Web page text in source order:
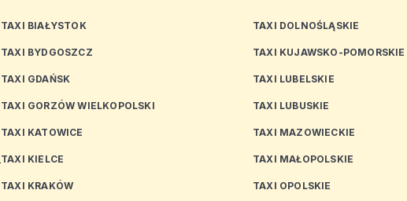
TAXI BIAŁYSTOK
TAXI BYDGOSZCZ
TAXI GDAŃSK
TAXI GORZÓW WIELKOPOLSKI
TAXI KATOWICE
TAXI KIELCE
TAXI KRAKÓW
TAXI DOLNOŚLĄSKIE
TAXI KUJAWSKO-POMORSKIE
TAXI LUBELSKIE
TAXI LUBUSKIE
TAXI MAZOWIECKIE
TAXI MAŁOPOLSKIE
TAXI OPOLSKIE